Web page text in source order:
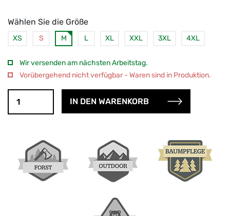
Wählen Sie die Größe
XS S M L XL XXL 3XL 4XL
Wir versenden am nächsten Arbeitstag.
Vorübergehend nicht verfügbar - Waren sind in Produktion.